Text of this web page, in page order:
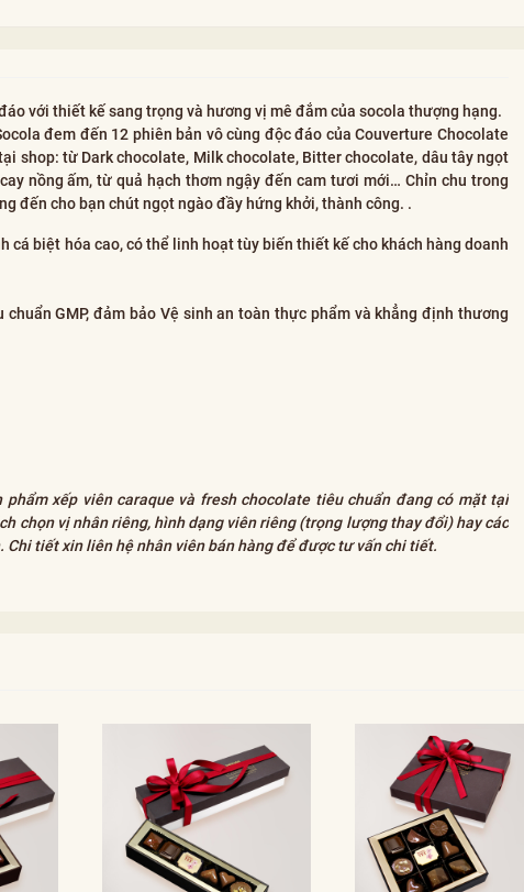
đáo với thiết kế sang trọng và hương vị mê đắm của socola thượng hạng.
đem đến 12 phiên bản vô cùng độc đáo của Couverture Chocolate
shop: từ Dark chocolate, Milk chocolate, Bitter chocolate, dâu tây ngọt
nồng ấm, từ quả hạch thơm ngậy đến cam tươi mới… Chỉn chu trong
đến cho bạn chút ngọt ngào đầy hứng khởi, thành công. .
cá biệt hóa cao, có thể linh hoạt tùy biến thiết kế cho khách hàng doanh
GMP, đảm bảo Vệ sinh an toàn thực phẩm và khẳng định thương
xếp viên caraque và fresh chocolate tiêu chuẩn đang có mặt tại
chọn vị nhân riêng, hình dạng viên riêng (trọng lượng thay đổi) hay các
tiết xin liên hệ nhân viên bán hàng để được tư vấn chi tiết.